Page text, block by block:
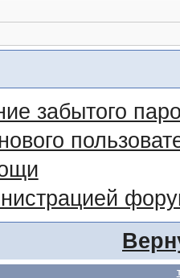
забытого